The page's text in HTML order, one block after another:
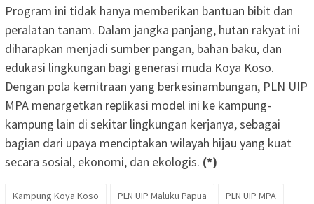
Program ini tidak hanya memberikan bantuan bibit dan
peralatan tanam. Dalam jangka panjang, hutan rakyat ini
diharapkan menjadi sumber pangan, bahan baku, dan
edukasi lingkungan bagi generasi muda Koya Koso.
Dengan pola kemitraan yang berkesinambungan, PLN UIP
MPA menargetkan replikasi model ini ke kampung-
kampung lain di sekitar lingkungan kerjanya, sebagai
bagian dari upaya menciptakan wilayah hijau yang kuat
secara sosial, ekonomi, dan ekologis. (*)
Kampung Koya Koso PLN UIP Maluku Papua
PLN UIP MPA